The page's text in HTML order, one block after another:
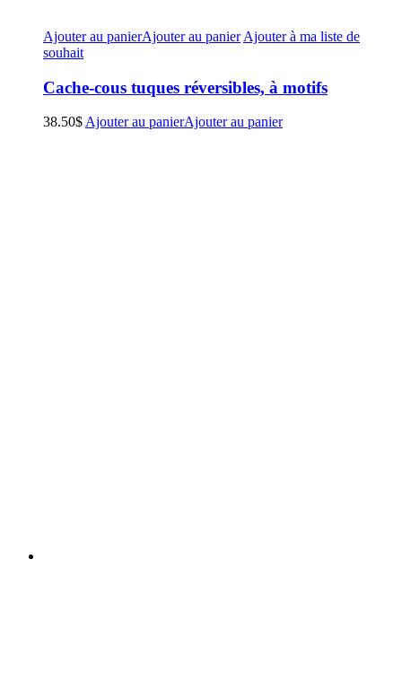
Ajouter au panierAjouter au panier Ajouter à ma liste de
souhait
Cache-cous tuques réversibles, à motifs
38.50$Ajouter au panierAjouter au panier